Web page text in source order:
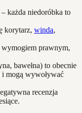
każda niedoróbka to
korytarz, winda,
wymogiem prawnym,
bawełna) to obecnie
i mogą wywoływać
recenzja